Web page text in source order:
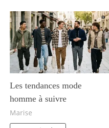
Les tendances mode
homme à suivre
Marise